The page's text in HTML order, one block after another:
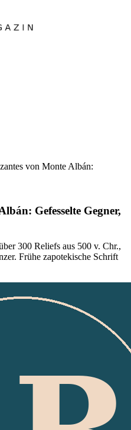
von Monte Albán:
Gefesselte Gegner,
300 Reliefs aus 500 v. Chr.,
Frühe zapotekische Schrift